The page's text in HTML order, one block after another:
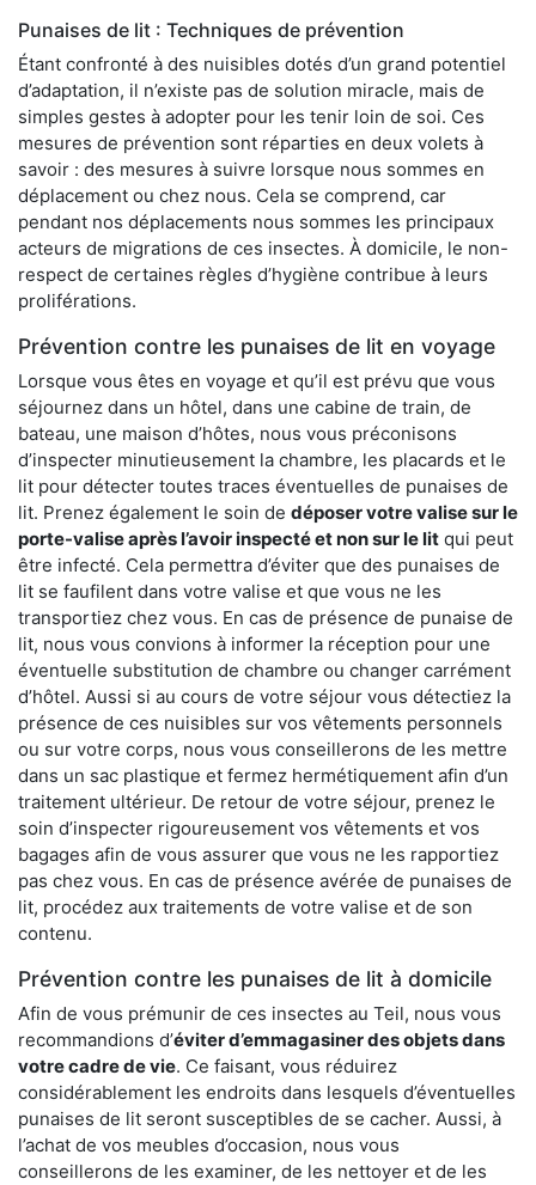
Punaises de lit : Techniques de prévention
Étant confronté à des nuisibles dotés d’un grand potentiel
d’adaptation, il n’existe pas de solution miracle, mais de
simples gestes à adopter pour les tenir loin de soi. Ces
mesures de prévention sont réparties en deux volets à
savoir : des mesures à suivre lorsque nous sommes en
déplacement ou chez nous. Cela se comprend, car
pendant nos déplacements nous sommes les principaux
acteurs de migrations de ces insectes. À domicile, le non-
respect de certaines règles d’hygiène contribue à leurs
proliférations.
Prévention contre les punaises de lit en voyage
Lorsque vous êtes en voyage et qu’il est prévu que vous
séjournez dans un hôtel, dans une cabine de train, de
bateau, une maison d’hôtes, nous vous préconisons
d’inspecter minutieusement la chambre, les placards et le
lit pour détecter toutes traces éventuelles de punaises de
lit. Prenez également le soin de déposer votre valise sur le
porte-valise après l’avoir inspecté et non sur le lit qui peut
être infecté. Cela permettra d’éviter que des punaises de
lit se faufilent dans votre valise et que vous ne les
transportiez chez vous. En cas de présence de punaise de
lit, nous vous convions à informer la réception pour une
éventuelle substitution de chambre ou changer carrément
d’hôtel. Aussi si au cours de votre séjour vous détectiez la
présence de ces nuisibles sur vos vêtements personnels
ou sur votre corps, nous vous conseillerons de les mettre
dans un sac plastique et fermez hermétiquement afin d’un
traitement ultérieur. De retour de votre séjour, prenez le
soin d’inspecter rigoureusement vos vêtements et vos
bagages afin de vous assurer que vous ne les rapportiez
pas chez vous. En cas de présence avérée de punaises de
lit, procédez aux traitements de votre valise et de son
contenu.
Prévention contre les punaises de lit à domicile
Afin de vous prémunir de ces insectes au Teil, nous vous
recommandions d’éviter d’emmagasiner des objets dans
votre cadre de vie. Ce faisant, vous réduirez
considérablement les endroits dans lesquels d’éventuelles
punaises de lit seront susceptibles de se cacher. Aussi, à
l’achat de vos meubles d’occasion, nous vous
conseillerons de les examiner, de les nettoyer et de les